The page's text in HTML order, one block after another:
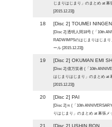
じまりはじまり」のまとめ at
[2015.12.23])
18 [Disc 2] TOUMEI
[Disc 2] 透明人間18号 (「10th
RADWIMPSのはじまりはじま
ール [2015.12.23])
19 [Disc 2] OKUMAN EMI
[Disc 2] 億万笑者 (「10th
はじまりはじまり」のまとめ at
[2015.12.23])
20 [Disc 2] PAI
[Disc 2] π (「10th
りはじまり」のまとめ at 幕張メ